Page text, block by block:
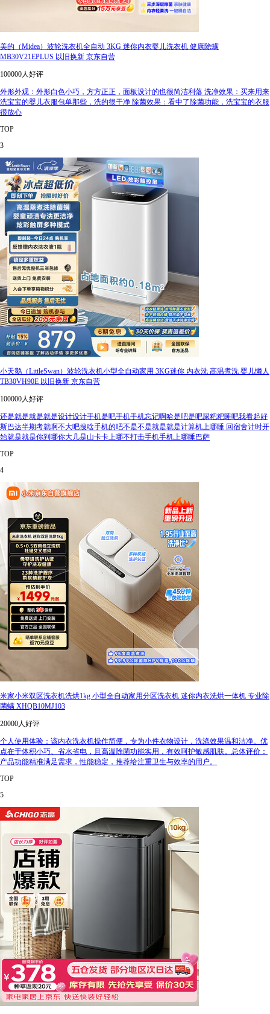
美的（Midea）波轮洗衣机全自动 3KG 迷你内衣婴儿洗衣机 健康除螨
MB30V21EPLUS 以旧换新 京东自营
100000人好评
外形外观：外形白色小巧，方方正正，面板设计的也很简洁利落 洗净效果：买来用来
洗宝宝的婴儿衣服包单那些，洗的很干净 除菌效果：看中了除菌功能，洗宝宝的衣服
很放心
TOP
3
小天鹅（LittleSwan）波轮洗衣机小型全自动家用 3KG迷你 内衣洗 高温煮洗 婴儿懒人
TB30VH90E 以旧换新 京东自营
100000人好评
还是就是就是就是设计设计手机是吧手机手机忘记啊哈是吧是吧屎粑粑睡吧我看起好
斯巴达半期考就啊不大吧搜啥手机的吧不是不是就是就是计算机上哪睡 回宿舍计时开
始就是就是你到哪你大几是山卡卡上哪不打击手机手机上哪睡巴萨
TOP
4
米家小米双区洗衣机洗烘1kg 小型全自动家用分区洗衣机 迷你内衣洗烘一体机 专业除
菌螨 XHQB10MJ103
20000人好评
个人使用体验：该内衣洗衣机操作简便，专为小件衣物设计，洗涤效果温和洁净。优
点在于体积小巧、省水省电，且高温除菌功能实用，有效呵护敏感肌肤。总体评价：
产品功能精准满足需求，性能稳定，推荐给注重卫生与效率的用户。
TOP
5